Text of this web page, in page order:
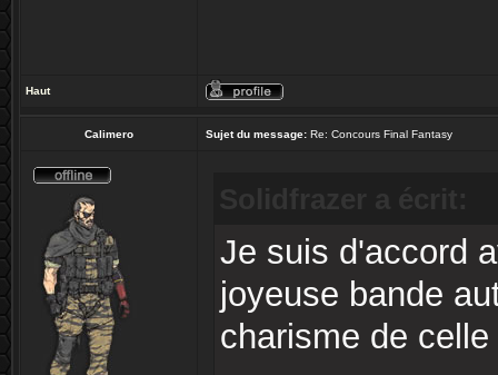
Haut
Calimero Sujet du message: Re: Concours Final Fantasy
Je suis d'accord
joyeuse bande
charisme de